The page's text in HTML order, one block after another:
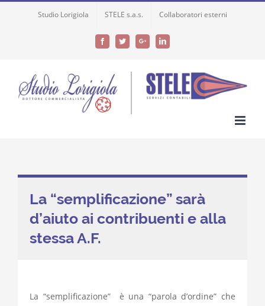
Studio Lorigiola STELE s.a.s. Collaboratori esterni
FacebookTwitterGoogle+LinkedIn
La “semplificazione” sarà
d’aiuto ai contribuenti e alla
stessa A.F.
La “semplificazione” è una “parola d’ordine” che